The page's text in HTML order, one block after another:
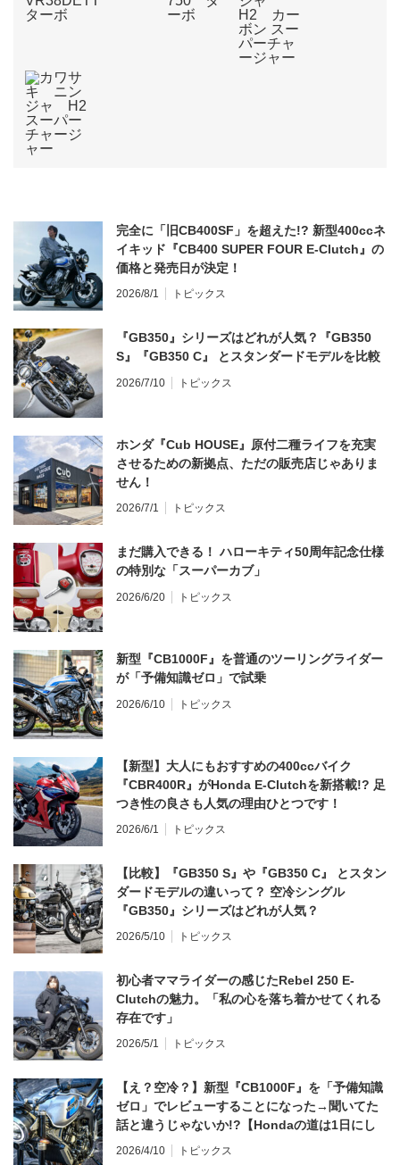
完全に「旧CB400SF」を超えた!? 新型400ccネ
イキッド『CB400 SUPER FOUR E-Clutch』の
価格と発売日が決定！
2026/8/1 トピックス
『GB350』シリーズはどれが人気？『GB350
S』『GB350 C』 とスタンダードモデルを比較
2026/7/10 トピックス
ホンダ『Cub HOUSE』原付二種ライフを充実
させるための新拠点、ただの販売店じゃありま
せん！
2026/7/1 トピックス
まだ購入できる！ ハローキティ50周年記念仕様
の特別な「スーパーカブ」
2026/6/20 トピックス
新型『CB1000F』を普通のツーリングライダー
が「予備知識ゼロ」で試乗
2026/6/10 トピックス
【新型】大人にもおすすめの400ccバイク
『CBR400R』がHonda E-Clutchを新搭載!? 足
つき性の良さも人気の理由ひとつです！
2026/6/1 トピックス
【比較】『GB350 S』や『GB350 C』 とスタン
ダードモデルの違いって？ 空冷シングル
『GB350』シリーズはどれが人気？
2026/5/10 トピックス
初心者ママライダーの感じたRebel 250 E-
Clutchの魅力。「私の心を落ち着かせてくれる
存在です」
2026/5/1 トピックス
【え？空冷？】新型『CB1000F』を「予備知識
ゼロ」でレビューすることになった→聞いてた
話と違うじゃないか!?【Hondaの道は1日にし
てならず／CB1000F ①第一印象 編】
2026/4/10 トピックス